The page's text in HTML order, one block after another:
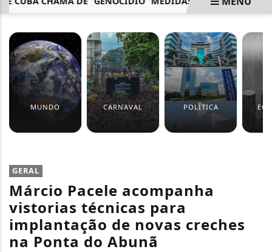
MUNDO CARNAVAL POLÍTICA
GERAL
Márcio Pacele acompanha
vistorias técnicas para
implantação de novas creches
na Ponta do Abunã